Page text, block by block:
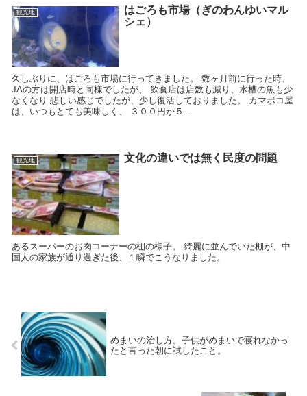
観光地
はごろも市場（ぎのわんゆいマル
シェ）
久しぶりに、はごろも市場に行ってきました。 数ヶ月前に行った時、
JAの方は開店時と同様でしたが、 飲食店は店数も減り、水槽の魚も少
なくなり 悲しい感じでしたが、少し復活しておりました。 カマボコ屋
は、いつもとても美味しく、 ３００円か５...
観光地 文化の違いでは無く民度の問題
あるスーパーのお肉コーナーの棚の様子。 綺麗に並んでいた棚が、中
国人の家族が通り過ぎた後、１瞬でこうなりました。
めまいの治し方。子供がめまいで寝れなかっ
たと言った朝に試したこと。